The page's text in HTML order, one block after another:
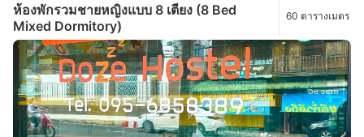
ห้องพักรวมชายหญิงแบบ 8 เตียง (8 Bed
Mixed Dormitory)
60 ตารางเมตร